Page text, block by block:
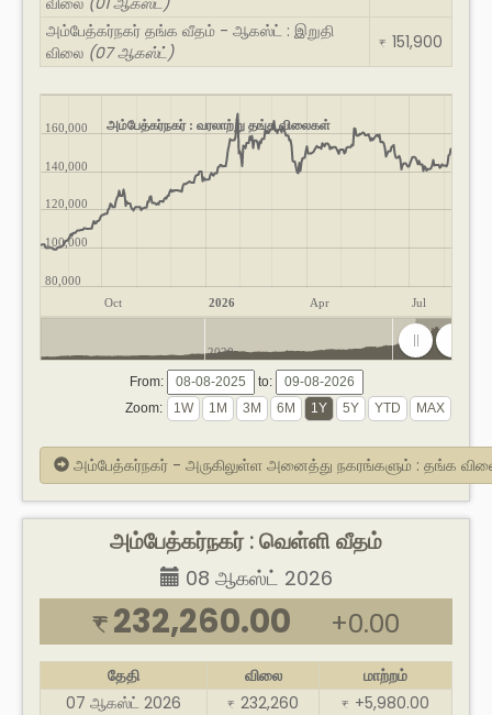
அம்பேத்கர்நகர் தங்க வீதம் - ஆகஸ்ட் : இறுதி
விலை (07 ஆகஸ்ட்) ₹ 151,900
அம்பேத்கர்நகர் : வரலாற்று தங்க விலைகள்
Oct 2026 Apr Jul
80,000
100,000
120,000
140,000
160,000
2020 2025
From:
to:
Zoom:
அம்பேத்கர்நகர் - அருகிலுள்ள அனைத்து நகரங்களும் : தங்க
அம்பேத்கர்நகர் : வெள்ளி வீதம்
08 ஆகஸ்ட் 2026
₹ 232,260.00 +0.00
தேதி விலை
மாற்றம்
07 ஆகஸ்ட் 2026
₹ 232,260 ₹ +5,980.00